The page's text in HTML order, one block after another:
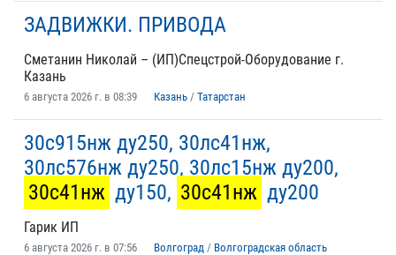
ЗАДВИЖКИ. ПРИВОДА
Сметанин Николай – (ИП)Спецстрой-Оборудование г.
Казань
6 августа 2026 г. в 08:39 Казань / Татарстан
30с915нж ду250, 30лс41нж,
30лс576нж ду250, 30лс15нж ду200,
30с41нж ду150, 30с41нж ду200
Гарик ИП
6 августа 2026 г. в 07:56 Волгоград / Волгоградская область